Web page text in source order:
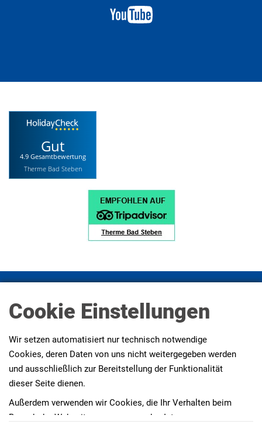
Gut
4.9 Gesamtbewertung
Therme Bad Steben
Presse
AGBs Erklärung zur Barrierefreiheit
Cookie Einstellungen
Wir setzen automatisiert nur technisch notwendige
Cookies, deren Daten von uns nicht weitergegeben werden
und ausschließlich zur Bereitstellung der Funktionalität
dieser Seite dienen.
Außerdem verwenden wir Cookies, die Ihr Verhalten beim
Besuch der Webseiten messen, um das Interesse unserer